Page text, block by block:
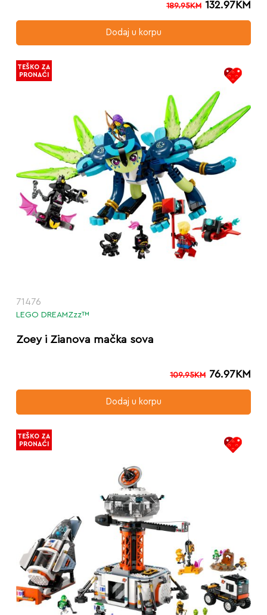
189.95KM 132.97KM
Dodaj u korpu
71476
LEGO DREAMZzz™
Zoey i Zianova mačka sova
109.95KM 76.97KM
Dodaj u korpu
TEŠKO ZA
PRONAĆI
TEŠKO ZA
PRONAĆI